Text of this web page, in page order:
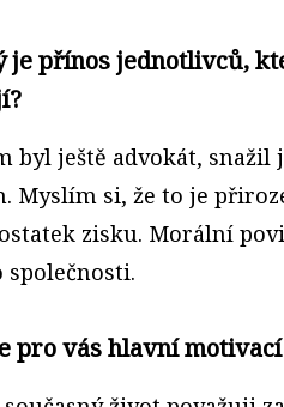
je přínos jednotlivců,
byl ještě advokát,
Myslím si, že to je
zisku. Morální
společnosti.
pro vás hlavní